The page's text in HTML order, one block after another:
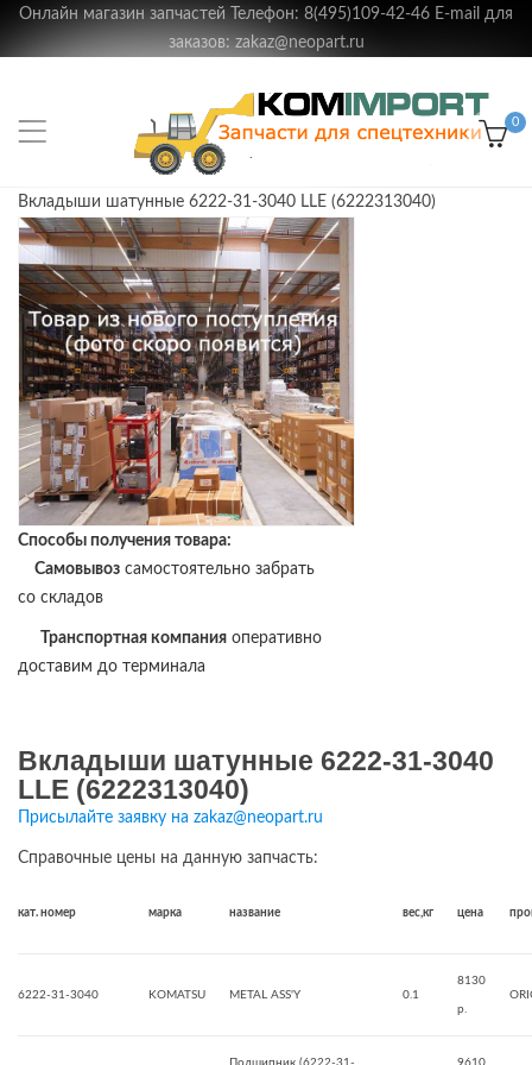
Онлайн магазин запчастей Телефон: 8(495)109-42-46 E-mail для
заказов: zakaz@neopart.ru
0
Вкладыши шатунные 6222-31-3040 LLE (6222313040)
Способы получения товара:
Самовывоз самостоятельно забрать
со складов
Транспортная компания оперативно
доставим до терминала
Вкладыши шатунные 6222-31-3040
LLE (6222313040)
Присылайте заявку на zakaz@neopart.ru
Справочные цены на данную запчасть:
кат. номер марка название вес,кг цена
6222-31-3040 KOMATSU METAL ASS'Y 0.1
8130
р.